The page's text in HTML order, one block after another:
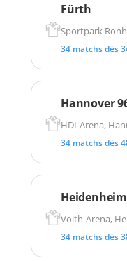
Fürth
Sportpark
34 matchs dès
Hannover
HDI-Arena,
34 matchs dès
Heidenheim
Voith-Arena,
34 matchs dès